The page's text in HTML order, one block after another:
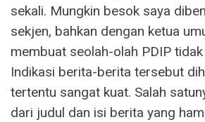
sekali. Mungkin besok saya
sekjen, bahkan dengan ketua
membuat seolah-olah PDIP tidak
Indikasi berita-berita tersebut
tertentu sangat kuat. Salah
dari judul dan isi berita yang